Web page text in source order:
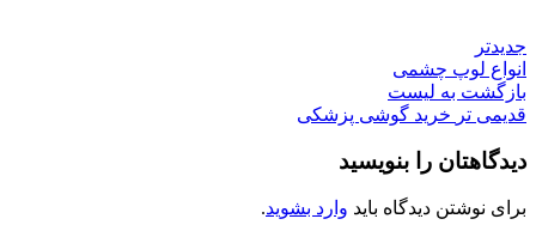
جدیدتر
انواع لوپ چشمی
بازگشت به لیست
قدیمی تر خرید گوشی پزشکی
دیدگاهتان را بنویسید
برای نوشتن دیدگاه باید وارد بشوید.